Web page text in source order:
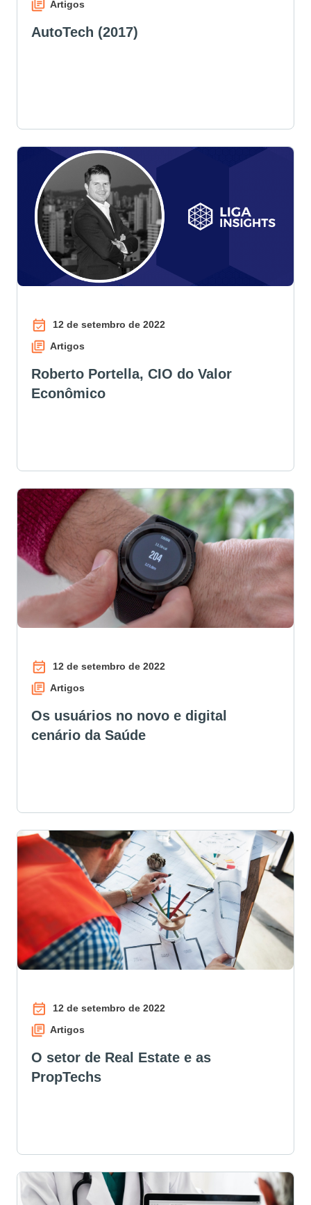
Artigos
AutoTech (2017)
12 de setembro de 2022
Artigos
Roberto Portella, CIO do Valor
Econômico
12 de setembro de 2022
Artigos
Os usuários no novo e digital
cenário da Saúde
12 de setembro de 2022
Artigos
O setor de Real Estate e as
PropTechs